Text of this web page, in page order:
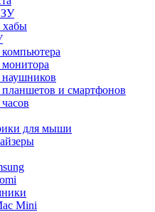
ЗУ
хабы
наушников
и смартфонов
для мыши
Mini